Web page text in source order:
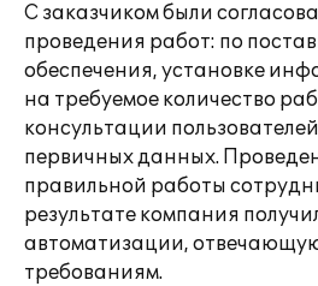
С заказчиком были
проведения работ: по
обеспечения, установке
на требуемое количество
консультации
первичных данных.
правильной работы
результате компания
автоматизации,
требованиям.